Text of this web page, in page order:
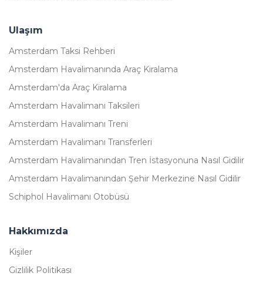
Ulaşım
Amsterdam Taksi Rehberi
Amsterdam Havalimanında Araç Kiralama
Amsterdam'da Araç Kiralama
Amsterdam Havalimanı Taksileri
Amsterdam Havalimanı Treni
Amsterdam Havalimanı Transferleri
Amsterdam Havalimanından Tren İstasyonuna Nasıl Gidilir
Amsterdam Havalimanından Şehir Merkezine Nasıl Gidilir
Schiphol Havalimanı Otobüsü
Hakkımızda
Kişiler
Gizlilik Politikası